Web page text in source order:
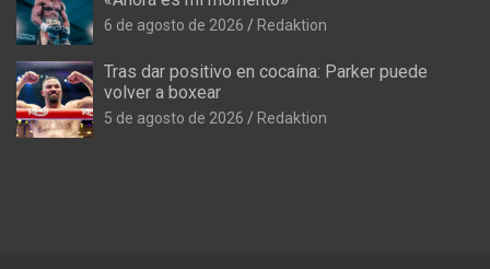
6 de agosto de 2026 Redaktion
Tras dar positivo en cocaína: Parker puede
volver a boxear
5 de agosto de 2026 Redaktion